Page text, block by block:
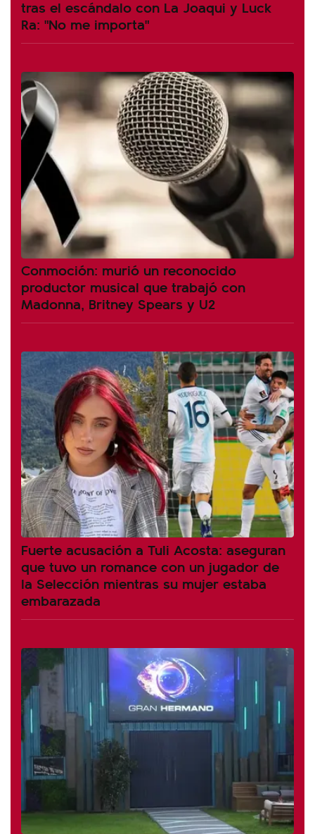
tras el escándalo con La Joaqui y Luck
Ra: "No me importa"
Conmoción: murió un reconocido
productor musical que trabajó con
Madonna, Britney Spears y U2
Fuerte acusación a Tuli Acosta: aseguran
que tuvo un romance con un jugador de
la Selección mientras su mujer estaba
embarazada